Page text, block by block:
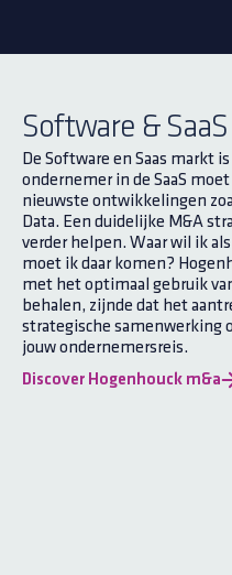
Software & SaaS
De Software en Saas markt
ondernemer in de SaaS
nieuwste ontwikkelingen
Data. Een duidelijke M&A
verder helpen. Waar wil ik
moet ik daar komen?
met het optimaal gebruik
behalen, zijnde dat het
strategische samenwerking
jouw ondernemersreis.
Discover Hogenhouck m&a